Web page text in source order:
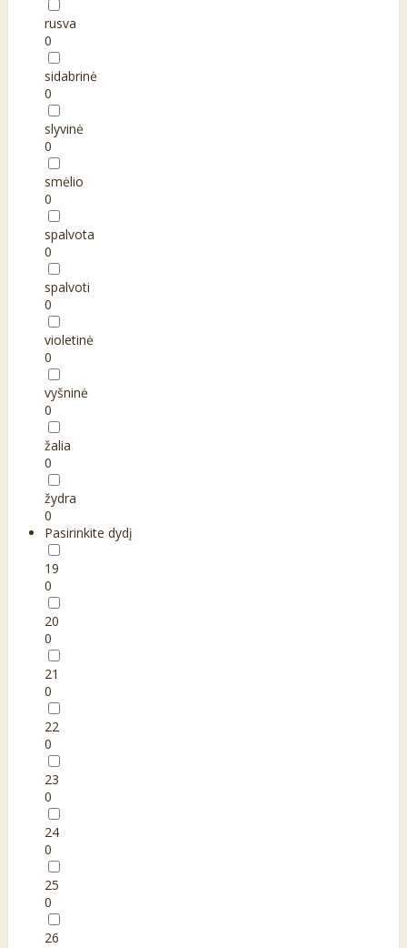
rusva
0
sidabrinė
0
slyvinė
0
smėlio
0
spalvota
0
spalvoti
0
violetinė
0
vyšninė
0
žalia
0
žydra
0
Pasirinkite dydį
19
0
20
0
21
0
22
0
23
0
24
0
25
0
26